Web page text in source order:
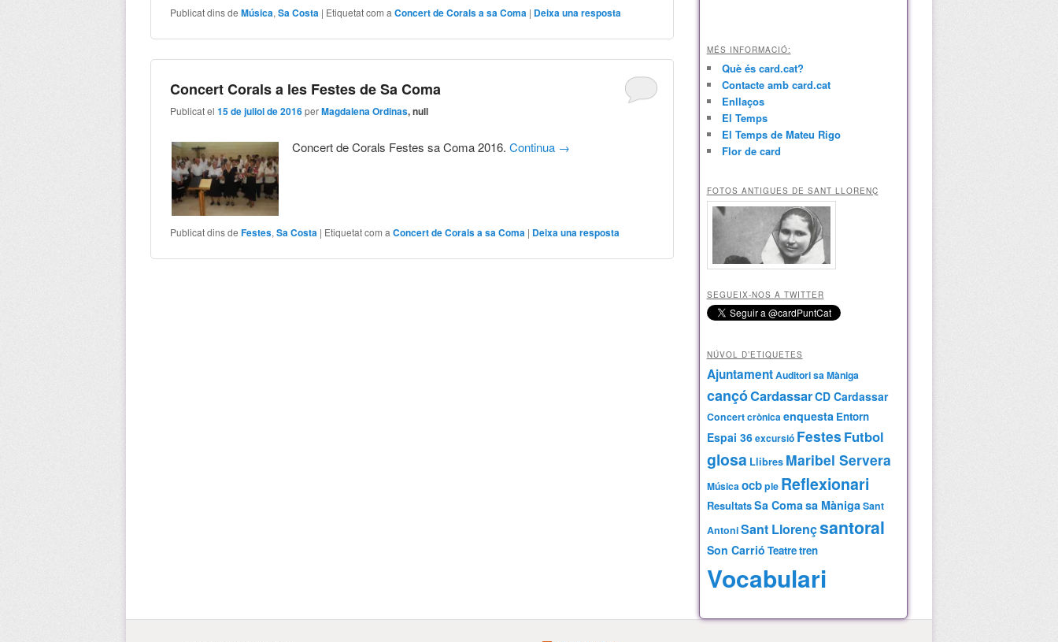
Publicat dins de Música,Sa Costa | Etiquetat com a Concert de Corals a sa Coma | Deixa una resposta
Concert Corals a les Festes de Sa Coma
Publicat el15 de juliol de 2016perMagdalena Ordinas, null
Concert de Corals Festes sa Coma 2016.Continua →
Publicat dins de Festes,Sa Costa | Etiquetat com a Concert de Corals a sa Coma | Deixa una resposta
MÉS INFORMACIÓ:
Què és card.cat?
Contacte amb card.cat
Enllaços
El Temps
El Temps de Mateu Rigo
Flor de card
FOTOS ANTIGUES DE SANT LLORENÇ
SEGUEIX-NOS A TWITTER
NÚVOL D’ETIQUETES
AjuntamentAuditori sa Màniga
cançóCardassarCD Cardassar
Concertcrònicaenquesta Entorn
Espai 36excursió Festes Futbol
glosa Llibres Maribel Servera
Músicaocbple Reflexionari
ResultatsSa Comasa MànigaSant
AntoniSant Llorençsantoral
Son Carrió Teatretren
Vocabulari